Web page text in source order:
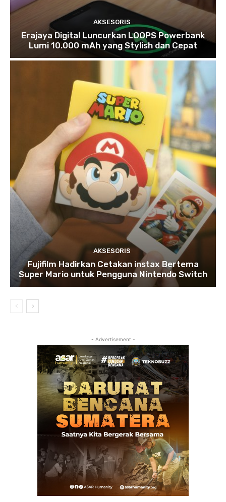
AKSESORIS
Erajaya Digital Luncurkan LOOPS Powerbank
Lumi 10.000 mAh yang Stylish dan Cepat
AKSESORIS
Fujifilm Hadirkan Cetakan instax Bertema
Super Mario untuk Pengguna Nintendo Switch
- Advertisement -